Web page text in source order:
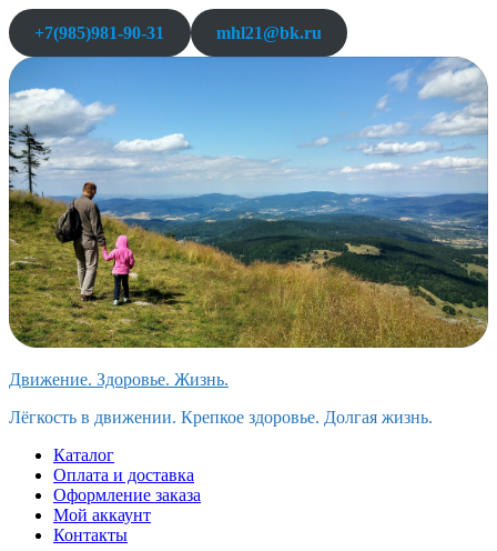
Перейти
к
содержимому
+7(985)981-90-31 mhl21@bk.ru
Движение. Здоровье. Жизнь.
Лёгкость в движении. Крепкое здоровье. Долгая жизнь.
Каталог
Оплата и доставка
Оформление заказа
Мой аккаунт
Контакты